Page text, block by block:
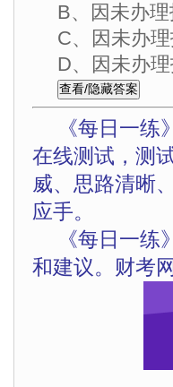
B、因未办
C、因未办
D、因未办
《每日一
在线测试，测
威、思路清晰
应手。
《每日一
和建议。财考